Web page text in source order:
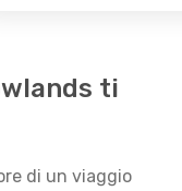
ti
di un viaggio